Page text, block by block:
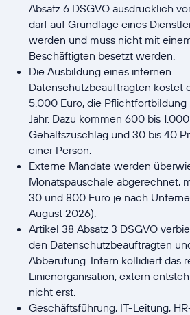
Absatz 6 DSGVO ausdrücklich
darf auf Grundlage eines
werden und muss nicht mit
Beschäftigten besetzt werden.
Die Ausbildung eines internen
Datenschutzbeauftragten kostet
5.000 Euro, die Pflichtfortbildung
Jahr. Dazu kommen 600 bis
Gehaltszuschlag und 30 bis 40
einer Person.
Externe Mandate werden
Monatspauschale abgerechnet,
30 und 800 Euro je nach
August 2026).
Artikel 38 Absatz 3 DSGVO
den Datenschutzbeauftragten
Abberufung. Intern kollidiert das
Linienorganisation, extern
nicht erst.
Geschäftsführung, IT-Leitung,